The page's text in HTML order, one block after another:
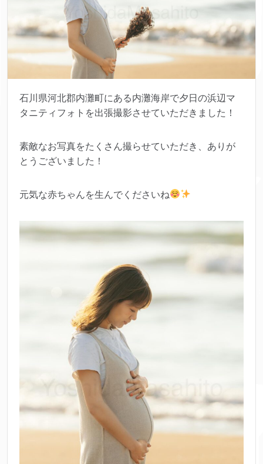
石川県河北郡内灘町にある内灘海岸で夕日の浜辺マ
タニティフォトを出張撮影させていただきました！
素敵なお写真をたくさん撮らせていただき、ありが
とうございました！
元気な赤ちゃんを生んでくださいね